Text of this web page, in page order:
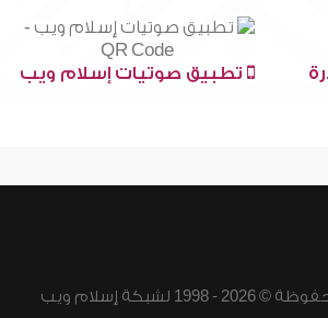
تطبيق صوتيات إسلام ويب
لشبكة إسلام ويب